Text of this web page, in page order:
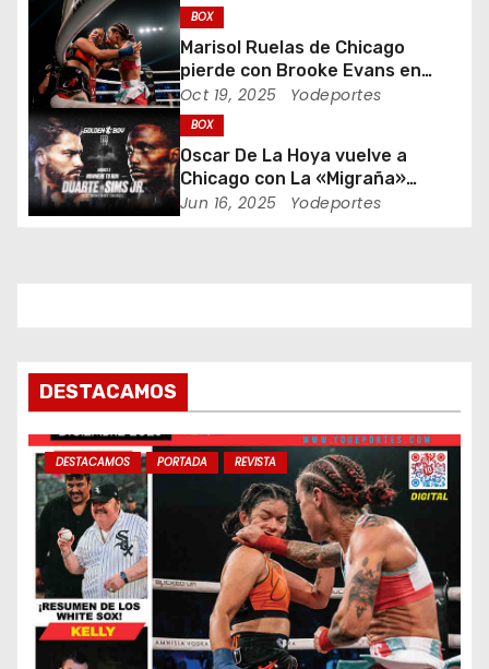
d
e
e
n
t
a
s
BOX
Marisol Ruelas de Chicago
pierde con Brooke Evans en
Indiana Bare Knuckle Fighting
Oct 19, 2025 Yodeportes
BOX
Oscar De La Hoya vuelve a
Chicago con La «Migraña»
Duarte y Kenneth “Bossman”
Jun 16, 2025 Yodeportes
DESTACAMOS
DESTACAMOS PORTADA REVISTA